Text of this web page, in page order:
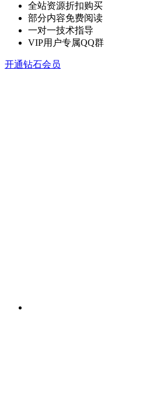
全站资源折扣购买
部分内容免费阅读
一对一技术指导
VIP用户专属QQ群
开通钻石会员